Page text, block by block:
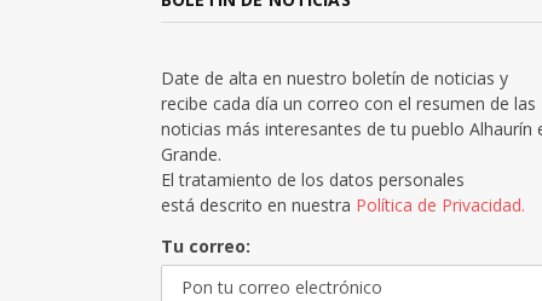
Date de alta en nuestro boletín de noticias y
recibe cada día un correo con el resumen de las
noticias más interesantes de tu pueblo Alhaurín
Grande.
El tratamiento de los datos personales
está descrito en nuestra Política de Privacidad.
Tu correo: